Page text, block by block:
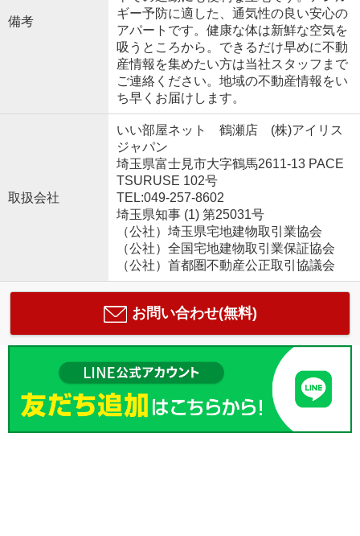
備考
ギー予防に適した、通気性の良い安心の
アパートです。健康な体は新鮮な空気を
吸うところから。できるだけ早めに不動
産情報を集めたい方は当社スタッフまで
ご連絡ください。地域の不動産情報をい
ち早くお届けします。
取扱会社
いい部屋ネット 鶴瀬店 (株)アイリス
ジャパン
埼玉県富士見市大字鶴馬2611-13 PACE
TSURUSE 102号
TEL:049-257-8602
埼玉県知事 (1) 第25031号
（公社）埼玉県宅地建物取引業協会
（公社）全国宅地建物取引業保証協会
（公社）首都圏不動産公正取引協議会
お問い合わせ(無料)